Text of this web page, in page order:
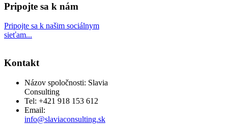
Pripojte sa k nám
Pripojte sa k našim sociálnym
sieťam...
Kontakt
Názov spoločnosti: Slavia
Consulting
Tel: +421 918 153 612
Email:
info@slaviaconsulting.sk